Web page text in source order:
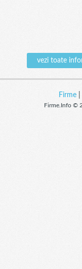
vezi toate
Firme|
Firme.Info ©